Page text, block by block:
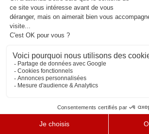
En vous inscrivant à notre newsletter, vous
confidentialité.
Retrouvons-nous sur